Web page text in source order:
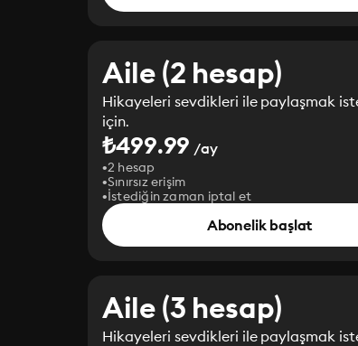
Aile (2 hesap)
Hikayeleri sevdikleri ile paylaşmak
için.
₺499.99 /ay
2 hesap
Sınırsız erişim
İstediğin zaman iptal et
Abonelik başlat
Aile (3 hesap)
Hikayeleri sevdikleri ile paylaşmak